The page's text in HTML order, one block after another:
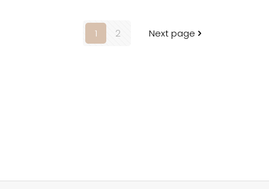
à
$115.00
$125.00.
1 2 Next page